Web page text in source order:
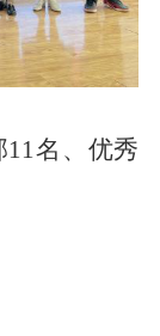
11名、优秀